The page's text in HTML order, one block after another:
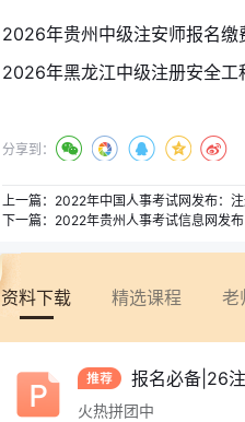
分享到：
上一篇： 2022年中国人事考试网发布：
下一篇： 2022年贵州人事考试信息网发
资料下载 精选课程 老
报名必备|26
火热拼团中